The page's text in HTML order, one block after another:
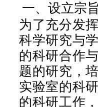
一、设立宗
为了充分发
科学研究与
的科研合作
题的研究，
实验室的科
的科研工作